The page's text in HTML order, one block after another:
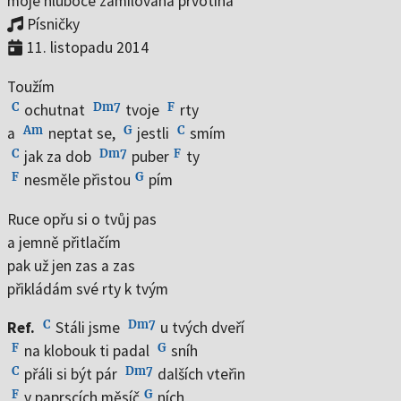
Když se nikdo nedívá
Na prahu
Jaro je zpátky
On the Bottom of the Glass
Mezi květy pelyňku
Nejsem na hraní
Pampeliška
Cukrárna
Říční romance
Polibky na dobrou noc
Písničky
11. listopadu 2014
Toužím
C ochutnat Dm7 tvoje F rty
a
Am neptat se, G jestli C smím
C jak za dob Dm7 puber F ty
F nesměle přistou G pím
Ruce opřu si o tvůj pas
a jemně přitlačím
pak už jen zas a zas
přikládám své rty k tvým
Ref.
C Stáli jsme Dm7 u tvých dveří
F na klobouk ti padal G sníh
C přáli si být pár Dm7 dalších vteřin
F G